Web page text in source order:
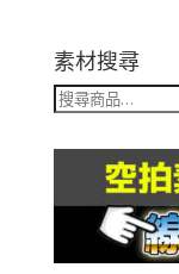
素材搜尋
搜
尋